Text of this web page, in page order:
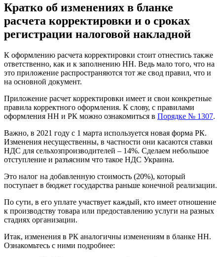
Кратко об изменениях в бланке
расчета корректировки и о сроках
регистрации налоговой накладной
К оформлению расчета корректировки стоит отнестись также
ответственно, как и к заполнению НН. Ведь мало того, что на
это приложение распространяются тот же свод правил, что и
на основной документ.
Приложение расчет корректировки имеет и свои конкретные
правила корректного оформления. К слову, с правилами
оформления НН и РК можно ознакомиться в Порядке № 1307.
Важно, в 2021 году с 1 марта используется новая форма РК.
Изменения несущественны, в частности они касаются ставки
НДС для сельхозпроизводителей – 14%. Сделаем небольшое
отступление и разъясним что такое НДС Украина.
Это налог на добавленную стоимость (20%), который
поступает в бюджет государства раньше конечной реализации.
По сути, в его уплате участвует каждый, кто имеет отношение
к производству товара или предоставлению услуги на разных
стадиях организации.
Итак, изменения в РК аналогичны изменениям в бланке НН.
Ознакомьтесь с ними подробнее: